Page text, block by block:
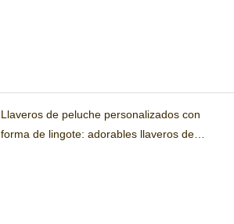
Llaveros de peluche personalizados con
forma de lingote: adorables llaveros de